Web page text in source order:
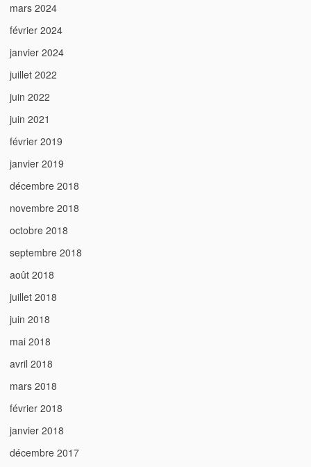
mars 2024
février 2024
janvier 2024
juillet 2022
juin 2022
juin 2021
février 2019
janvier 2019
décembre 2018
novembre 2018
octobre 2018
septembre 2018
août 2018
juillet 2018
juin 2018
mai 2018
avril 2018
mars 2018
février 2018
janvier 2018
décembre 2017